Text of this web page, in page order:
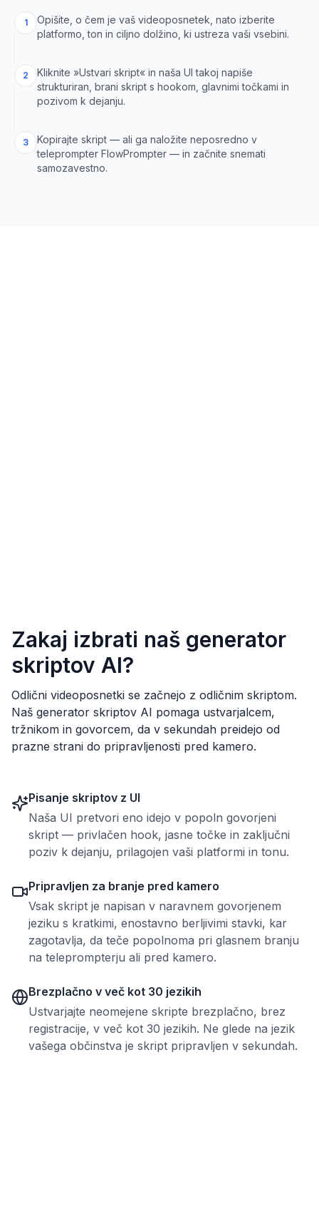
1
Opišite, o čem je vaš videoposnetek, nato izberite
platformo, ton in ciljno dolžino, ki ustreza vaši vsebini.
2
Kliknite »Ustvari skript« in naša UI takoj napiše
strukturiran, brani skript s hookom, glavnimi točkami in
pozivom k dejanju.
3
Kopirajte skript — ali ga naložite neposredno v
teleprompter FlowPrompter — in začnite snemati
samozavestno.
Zakaj izbrati naš generator
skriptov AI?
Odlični videoposnetki se začnejo z odličnim skriptom.
Naš generator skriptov AI pomaga ustvarjalcem,
tržnikom in govorcem, da v sekundah preidejo od
prazne strani do pripravljenosti pred kamero.
Pisanje skriptov z UI
Naša UI pretvori eno idejo v popoln govorjeni
skript — privlačen hook, jasne točke in zaključni
poziv k dejanju, prilagojen vaši platformi in tonu.
Pripravljen za branje pred kamero
Vsak skript je napisan v naravnem govorjenem
jeziku s kratkimi, enostavno berljivimi stavki, kar
zagotavlja, da teče popolnoma pri glasnem branju
na teleprompterju ali pred kamero.
Brezplačno v več kot 30 jezikih
Ustvarjajte neomejene skripte brezplačno, brez
registracije, v več kot 30 jezikih. Ne glede na jezik
vašega občinstva je skript pripravljen v sekundah.